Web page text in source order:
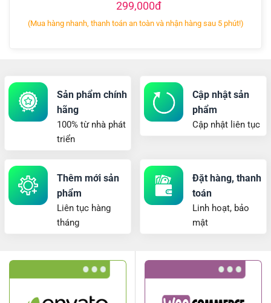
299,000đ
(Mua hàng nhanh, thanh toán an toàn và nhận hàng sau 5 phút!)
Sản phẩm chính
hãng
100% từ nhà phát
triển
Cập nhật sản
phẩm
Cập nhật liên tục
Thêm mới sản
phẩm
Liên tục hàng
tháng
Đặt hàng, thanh
toán
Linh hoạt, bảo
mật